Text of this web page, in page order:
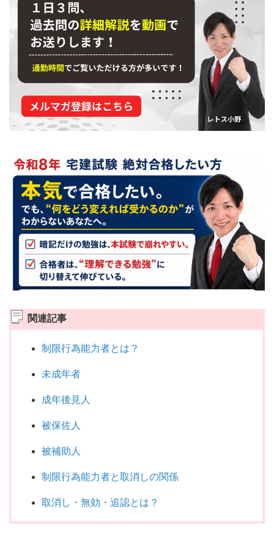
関連記事
制限行為能力者とは？
未成年者
成年後見人
被保佐人
被補助人
制限行為能力者と取消しの関係
取消し・無効・追認とは？